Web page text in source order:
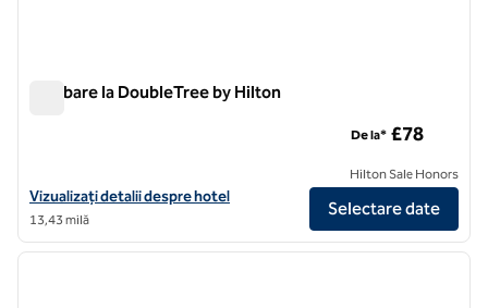
Plimbare la DoubleTree by Hilton
Vizualizați detaliile hotelului pentru DoubleTree by Hilton Woking
Vizualizați detalii despre hotel
13,43 milă
De la* £78
Hilton Sale Honors
Selectare date
1/12
1 din 12